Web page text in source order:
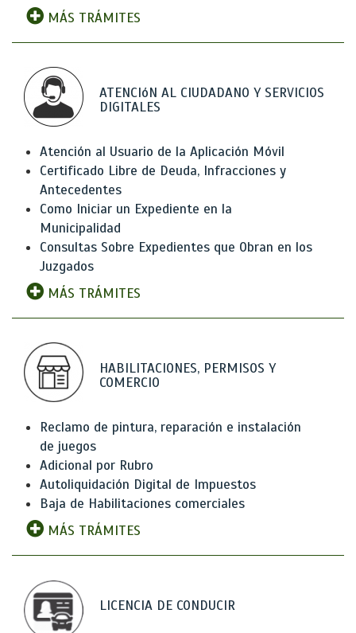
MÁS TRÁMITES
ATENCIóN AL CIUDADANO Y SERVICIOS
DIGITALES
Atención al Usuario de la Aplicación Móvil
Certificado Libre de Deuda, Infracciones y
Antecedentes
Como Iniciar un Expediente en la
Municipalidad
Consultas Sobre Expedientes que Obran en los
Juzgados
MÁS TRÁMITES
HABILITACIONES, PERMISOS Y
COMERCIO
Reclamo de pintura, reparación e instalación
de juegos
Adicional por Rubro
Autoliquidación Digital de Impuestos
Baja de Habilitaciones comerciales
MÁS TRÁMITES
LICENCIA DE CONDUCIR